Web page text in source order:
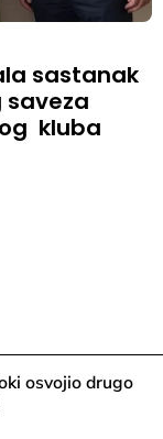
sastanak
kluba
osvojio drugo